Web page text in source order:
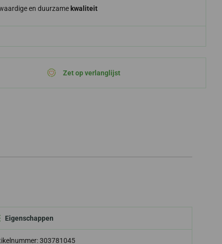
en duurzamekwaliteit
Zet op verlanglijst
Eigenschappen
303781045